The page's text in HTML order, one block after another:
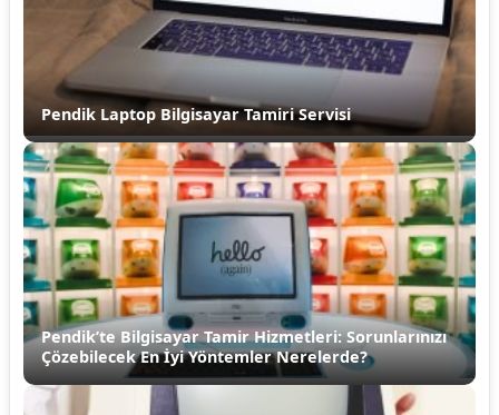
Pendik Laptop Bilgisayar Tamiri Servisi
Pendik’te Bilgisayar Tamir Hizmetleri: Sorunlarınızı
Çözebilecek En İyi Yöntemler Nerelerde?